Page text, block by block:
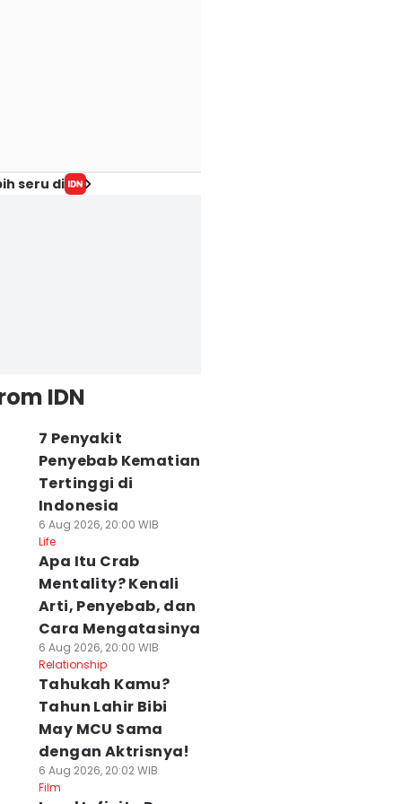
seru di
IDN
7 Penyakit
Penyebab Kematian
Tertinggi di
Indonesia
6 Aug 2026, 20:00 WIB
Life
Apa Itu Crab
Mentality? Kenali
Arti, Penyebab, dan
Cara Mengatasinya
6 Aug 2026, 20:00 WIB
Relationship
Tahukah Kamu?
Tahun Lahir Bibi
May MCU Sama
dengan Aktrisnya!
6 Aug 2026, 20:02 WIB
Film